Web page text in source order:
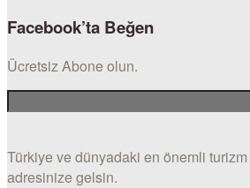
Facebook’ta Beğen
Ücretsiz Abone olun.
Türkiye ve dünyadaki en önemli
adresinize gelsin.